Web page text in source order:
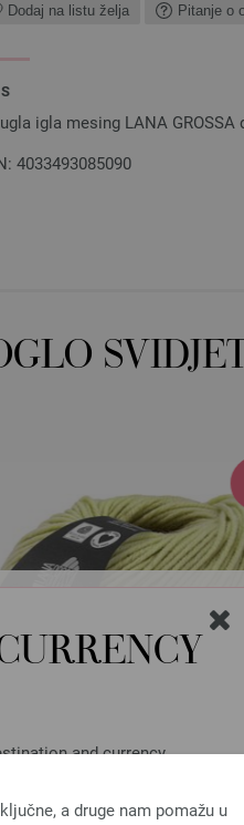
and currency.
a druge nam pomažu u
Dodaj na listu želja Pitanje o
igla mesing LANA
4033493085090
Lana Grossa